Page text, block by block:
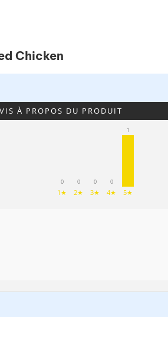
Chicken
À PROPOS DU PRODUIT
0
1★
0
2★
0
3★
0
4★
1
5★